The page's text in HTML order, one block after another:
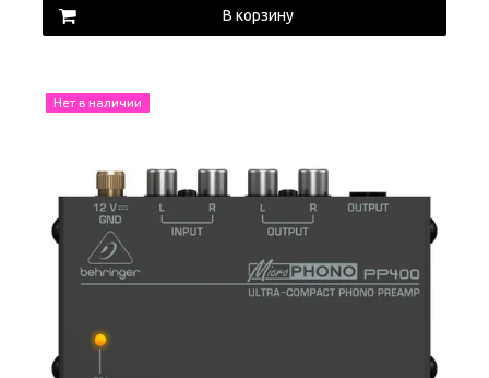
В корзину
Нет в наличии